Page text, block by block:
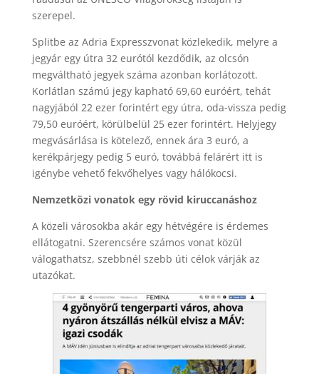
szerepel.
Splitbe az Adria Expresszvonat közlekedik, melyre a
jegyár egy útra 32 eurótól kezdődik, az olcsón
megváltható jegyek száma azonban korlátozott.
Korlátlan számú jegy kapható 69,60 euróért, tehát
nagyjából 22 ezer forintért egy útra, oda-vissza pedig
79,50 euróért, körülbelül 25 ezer forintért. Helyjegy
megvásárlása is kötelező, ennek ára 3 euró, a
kerékpárjegy pedig 5 euró, továbbá felárért itt is
igénybe vehető fekvőhelyes vagy hálókocsi.
Nemzetközi vonatok egy rövid kiruccanáshoz
A közeli városokba akár egy hétvégére is érdemes
ellátogatni. Szerencsére számos vonat közül
válogathatsz, szebbnél szebb úti célok várják az
utazókat.